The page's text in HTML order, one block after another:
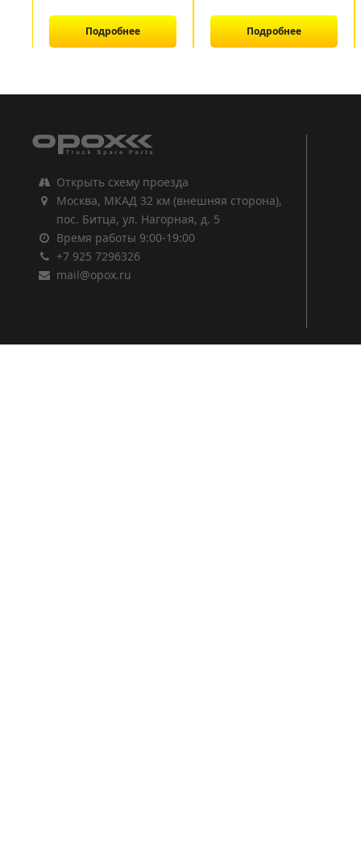
Подробнее Подробнее
Открыть схему проезда
Москва, МКАД 32 км (внешняя сторона),
пос. Битца, ул. Нагорная, д. 5
Время работы 9:00-19:00
+7 925 7296326
mail@opox.ru